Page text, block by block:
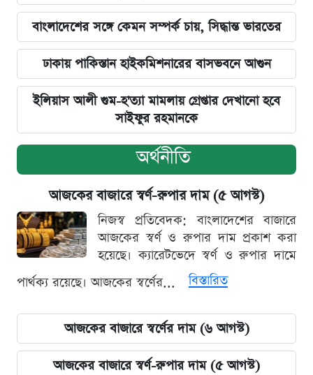
বাংলাদেশের সঙ্গে কেমন সম্পর্ক চায়, সিদ্ধান্ত ভারতের
ঢাকায় পাকিস্তান হাইকমিশনারের বাসভবনে আগুন
ইলিয়াস আলী গুম-হ'ত্যা মামলায় গ্রেপ্তার দেখানো হবে
সাইফুর রহমানকে
অর্থনীতি
আজকের বাজারে স্বর্ণ-রুপার দাম (৫ আগস্ট)
নিজস্ব প্রতিবেদক: বাংলাদেশের বাজারে
আজকের স্বর্ণ ও রুপার দাম প্রকাশ করা
হয়েছে। ক্যারেটভেদে স্বর্ণ ও রুপার দামে
পার্থক্য রয়েছে। আজকের স্বর্ণের...
বিস্তারিত
আজকের বাজারে স্বর্ণের দাম (৬ আগস্ট)
আজকের বাজারে স্বর্ণ-রুপার দাম (৫ আগস্ট)